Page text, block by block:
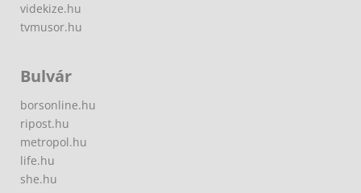
videkize.hu
tvmusor.hu
Bulvár
borsonline.hu
ripost.hu
metropol.hu
life.hu
she.hu